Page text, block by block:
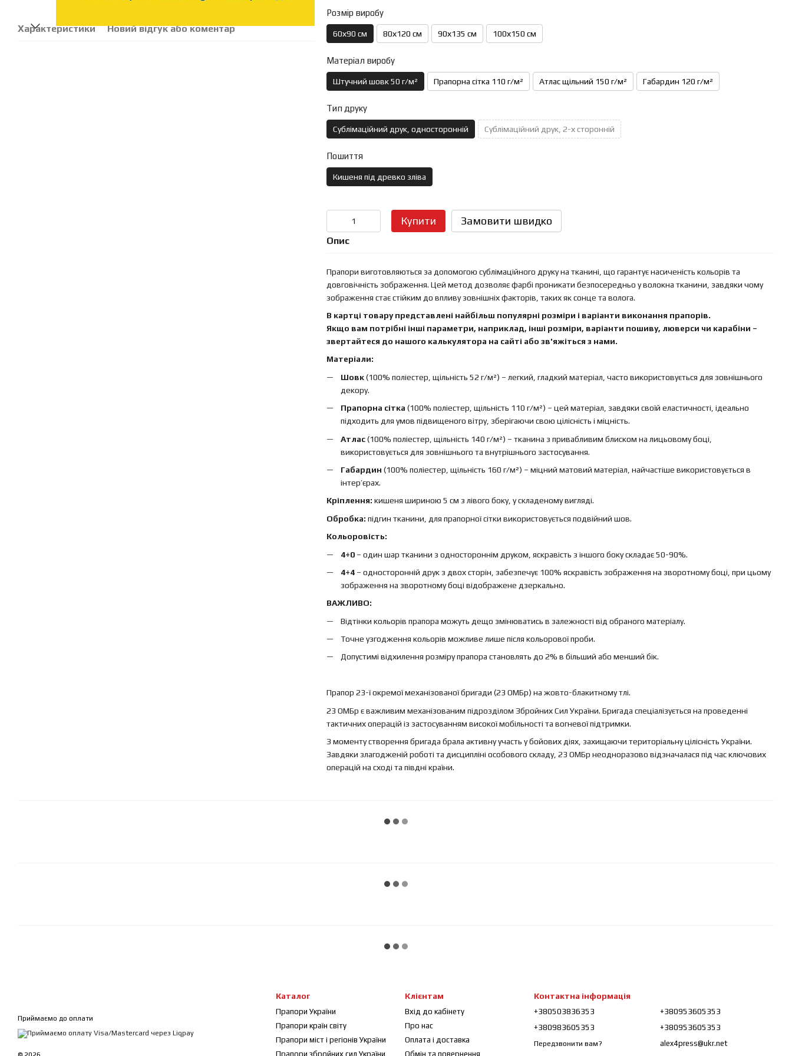
Характеристики Новий відгук або коментар
Розмір виробу
60х90 см 80х120 см 90х135 см 100х150 см
Матеріал виробу
Штучний шовк 50 г/м² Прапорна сітка 110 г/м² Атлас щільний 150 г/м² Габардин 120 г/м²
Тип друку
Сублімаційний друк, односторонній Сублімаційний друк, 2-х сторонній
Пошиття
Кишеня під древко зліва
Купити Замовити швидко
Опис
Прапори виготовляються за допомогою сублімаційного друку на тканині, що гарантує насиченість кольорів та
довговічність зображення. Цей метод дозволяє фарбі проникати безпосередньо у волокна тканини, завдяки чому
зображення стає стійким до впливу зовнішніх факторів, таких як сонце та волога.
В картці товару представлені найбільш популярні розміри і варіанти виконання прапорів.
Якщо вам потрібні інші параметри, наприклад, інші розміри, варіанти пошиву, люверси чи карабіни –
звертайтеся до нашого калькулятора на сайті або зв'яжіться з нами.
Матеріали:
Шовк(100% поліестер, щільність 52 г/м²) – легкий, гладкий матеріал, часто використовується для зовнішнього
декору.
Прапорна сітка (100% поліестер, щільність 110 г/м²) – цей матеріал, завдяки своїй еластичності, ідеально
підходить для умов підвищеного вітру, зберігаючи свою цілісність і міцність.
Атлас(100% поліестер, щільність 140 г/м²) – тканина з привабливим блиском на лицьовому боці,
використовується для зовнішнього та внутрішнього застосування.
Габардин (100% поліестер, щільність 160 г/м²) – міцний матовий матеріал, найчастіше використовується в
інтер’єрах.
Кріплення: кишеня шириною 5 см з лівого боку, у складеному вигляді.
Обробка: підгин тканини, для прапорної сітки використовується подвійний шов.
Кольоровість:
4+0– один шар тканини з одностороннім друком, яскравість з іншого боку складає 50-90%.
4+4– односторонній друк з двох сторін, забезпечує 100% яскравість зображення на зворотному боці, при цьому
зображення на зворотному боці відображене дзеркально.
ВАЖЛИВО:
Відтінки кольорів прапора можуть дещо змінюватись в залежності від обраного матеріалу.
Точне узгодження кольорів можливе лише після кольорової проби.
Допустимі відхилення розміру прапора становлять до 2% в більший або менший бік.
Прапор 23-ї окремої механізованої бригади (23 ОМБр) на жовто-блакитному тлі.
23 ОМБр є важливим механізованим підрозділом Збройних Сил України. Бригада спеціалізується на проведенні
тактичних операцій із застосуванням високої мобільності та вогневої підтримки.
З моменту створення бригада брала активну участь у бойових діях, захищаючи територіальну цілісність України.
Завдяки злагодженій роботі та дисципліні особового складу, 23 ОМБр неодноразово відзначалася під час ключових
операцій на сході та півдні країни.
Приймаємо до оплати
Каталог
Прапори України
Прапори країн світу
Прапори міст і регіонів України
Прапори збройних сил України
Клієнтам
Вхід до кабінету
Про нас
Оплата і доставка
Обмін та повернення
Контактна інформація
+380503836353
+380983605353
Передзвонити вам?
+380953605353
+380953605353
alex4press@ukr.net